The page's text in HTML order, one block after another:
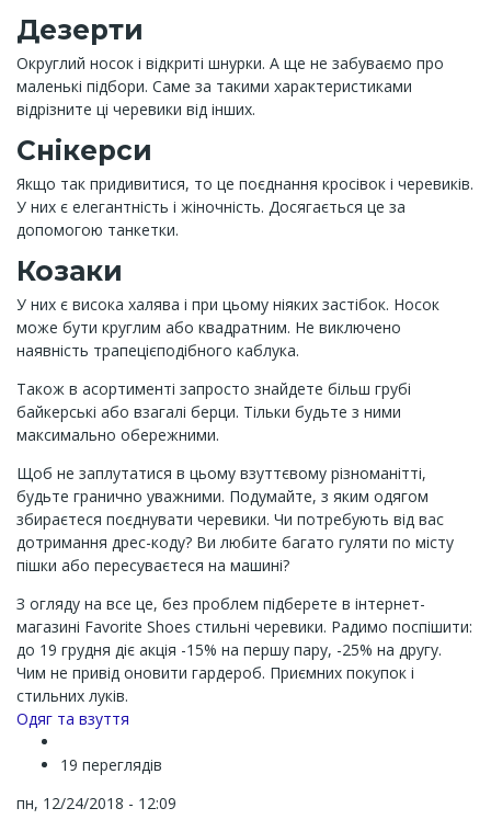
Дезерти
Округлий носок і відкриті шнурки. А ще не забуваємо про
маленькі підбори. Саме за такими характеристиками
відрізните ці черевики від інших.
Снікерси
Якщо так придивитися, то це поєднання кросівок і черевиків.
У них є елегантність і жіночність. Досягається це за
допомогою танкетки.
Козаки
У них є висока халява і при цьому ніяких застібок. Носок
може бути круглим або квадратним. Не виключено
наявність трапецієподібного каблука.
Також в асортименті запросто знайдете більш грубі
байкерські або взагалі берци. Тільки будьте з ними
максимально обережними.
Щоб не заплутатися в цьому взуттєвому різноманітті,
будьте гранично уважними. Подумайте, з яким одягом
збираєтеся поєднувати черевики. Чи потребують від вас
дотримання дрес-коду? Ви любите багато гуляти по місту
пішки або пересуваєтеся на машині?
З огляду на все це, без проблем підберете в інтернет-
магазині Favorite Shoes стильні черевики. Радимо поспішити:
до 19 грудня діє акція -15% на першу пару, -25% на другу.
Чим не привід оновити гардероб. Приємних покупок і
стильних луків.
Channel
Одяг та взуття
19 переглядів
пн, 12/24/2018 - 12:09